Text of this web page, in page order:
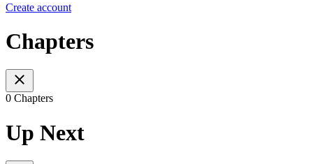
Create account
Chapters
0 Chapters
Up Next